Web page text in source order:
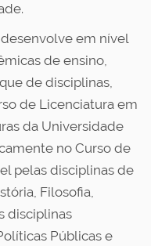
em nível
de ensino,
de disciplinas,
de Licenciatura em
da Universidade
no Curso de
pelas disciplinas de
Filosofia,
disciplinas
Públicas e